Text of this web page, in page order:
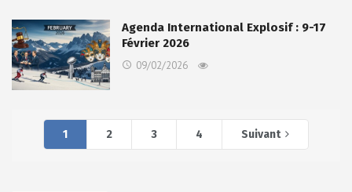
Agenda International Explosif : 9-17
Février 2026
09/02/2026
1 2 3 4 Suivant